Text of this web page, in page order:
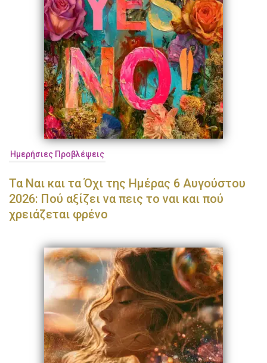
Ημερήσιες Προβλέψεις
Τα Ναι και τα Όχι της Ημέρας 6 Αυγούστου
2026: Πού αξίζει να πεις το ναι και πού
χρειάζεται φρένο